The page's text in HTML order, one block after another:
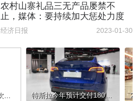
农村山寨礼品三无产品屡禁不
止，媒体：要持续加大惩处力度
经济日报 2023-01-30
兔年开工首日 京城餐饮延续消费热潮 特斯拉今年预计交付180万辆